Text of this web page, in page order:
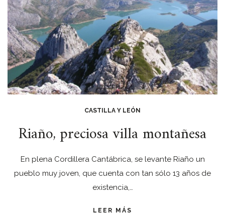
CASTILLA Y LEÓN
Riaño, preciosa villa montañesa
En plena Cordillera Cantábrica, se levante Riaño un
pueblo muy joven, que cuenta con tan sólo 13 años de
existencia,…
LEER MÁS